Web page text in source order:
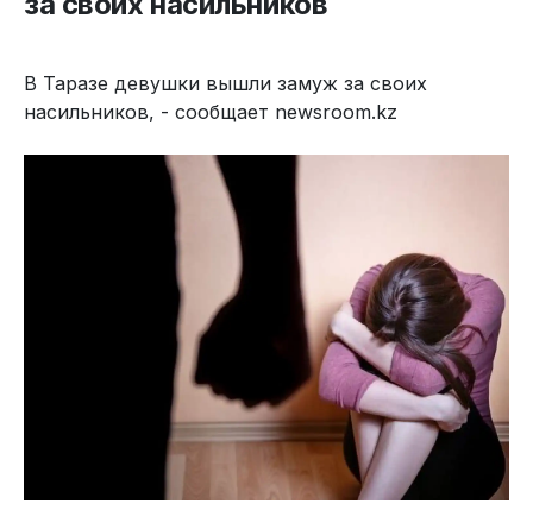
В Таразе девушки вышли замуж за своих
насильников, - сообщает newsroom.kz